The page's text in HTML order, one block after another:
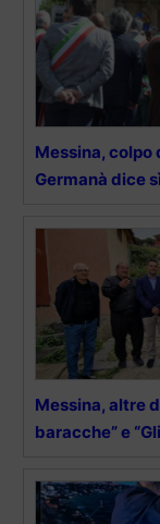
Messina, colpo
Germanà dice
Messina, altre
baracche” e